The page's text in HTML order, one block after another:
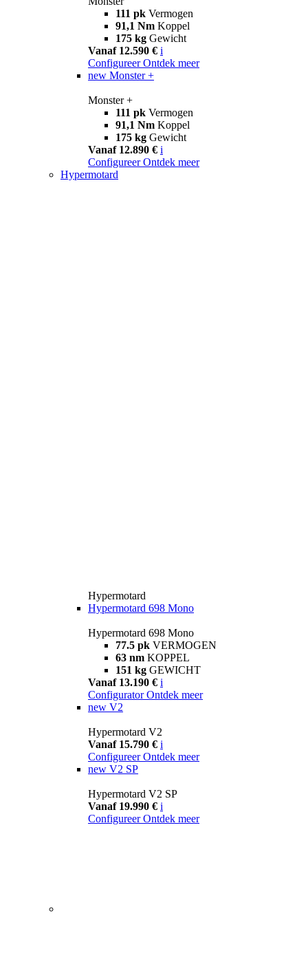
111 pk Vermogen
91,1 Nm Koppel
175 kg Gewicht
Vanaf 12.590 € i
Configureer Ontdek meer
new Monster +
Monster +
111 pk Vermogen
91,1 Nm Koppel
175 kg Gewicht
Vanaf 12.890 € i
Configureer Ontdek meer
Hypermotard
Hypermotard
Hypermotard 698 Mono
Hypermotard 698 Mono
77.5 pk VERMOGEN
63 nm KOPPEL
151 kg GEWICHT
Vanaf 13.190 € i
Configurator Ontdek meer
new V2
Hypermotard V2
Vanaf 15.790 € i
Configureer Ontdek meer
new V2 SP
Hypermotard V2 SP
Vanaf 19.990 € i
Configureer Ontdek meer